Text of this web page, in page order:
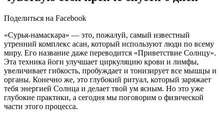
Поделиться на Facebook
«Сурья-намаскара» — это, пожалуй, самый известный
утренний комплекс асан, который используют люди по всему
миру. Его название даже переводится «Приветствие Солнцу».
Эта техника йоги улучшает циркуляцию крови и лимфы,
увеличивает гибкость, пробуждает и тонизирует все мышцы и
органы. Конечно же, это глубокий ритуал, который заряжает
тебя энергией Солнца и делает твой ум ясным. Но это уже
глубокие практики, а сегодня мы поговорим о физической
части этого процесса.